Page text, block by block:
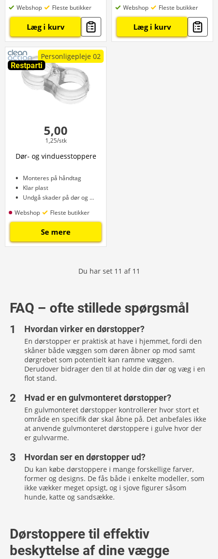
Webshop Fleste butikker
Læg i kurv
Webshop Fleste butikker
Læg i kurv
Restparti
Personligepleje 02
5,00
1,25/stk
Dør- og vinduesstoppere
Monteres på håndtag
Klar plast
Undgå skader på dør og væg
Webshop
Fleste butikker
Se mere
Du har set 11 af 11
FAQ – ofte stillede spørgsmål
Hvordan virker en dørstopper?
En dørstopper er praktisk at have i hjemmet, fordi den
skåner både væggen som døren åbner op mod samt
dørgrebet som potentielt kan ramme væggen.
Derudover bidrager den til at holde din dør og væg i en
flot stand.
Hvad er en gulvmonteret dørstopper?
En gulvmonteret dørstopper kontrollerer hvor stort et
område en specifik dør skal åbne på. Det anbefales ikke
at anvende gulvmonteret dørstoppere i gulve hvor der
er gulvvarme.
Hvordan ser en dørstopper ud?
Du kan købe dørstoppere i mange forskellige farver,
former og designs. De fås både i enkelte modeller, som
ikke vækker meget opsigt, og i sjove figurer såsom
hunde, katte og sandsække.
Dørstoppere til effektiv
beskyttelse af dine vægge